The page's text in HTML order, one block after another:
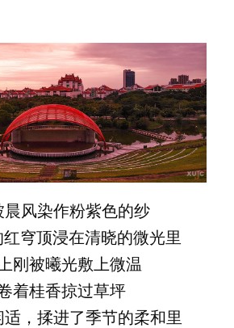
晨风染作粉紫色的纱
红穹顶浸在清晓的微光里
刚被曦光敷上微温
着桂香掠过草坪
，揉进了季节的柔和里